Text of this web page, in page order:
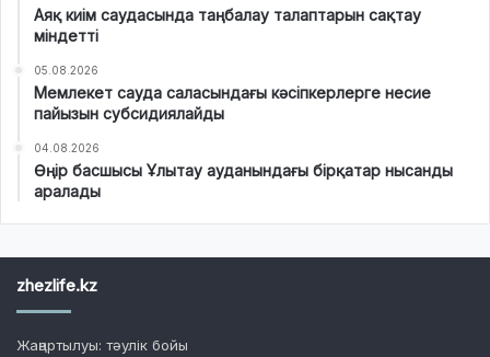
Аяқ киім саудасында таңбалау талаптарын сақтау
міндетті
05.08.2026
Мемлекет сауда саласындағы кәсіпкерлерге несие
пайызын субсидиялайды
04.08.2026
Өңір басшысы Ұлытау ауданындағы бірқатар нысанды
аралады
zhezlife.kz
Жаңартылуы: тәулік бойы